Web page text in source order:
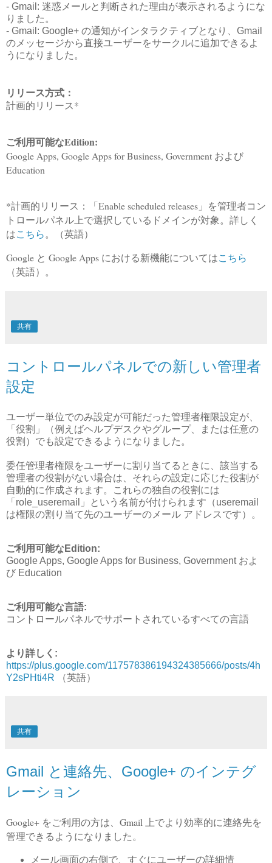
- Gmail: 迷惑メールと判断された理由が表示されるようにな
りました。
- Gmail: Google+ の通知がインタラクティブとなり、Gmail
のメッセージから直接ユーザーをサークルに追加できるよ
うになりました。
リリース方式：
計画的リリース*
ご利用可能なEdition:
Google Apps, Google Apps for Business, Government および
Education
*計画的リリース：「Enable scheduled releases」を管理者コン
トロールパネル上で選択しているドメインが対象。詳しく
はこちら。（英語）
Google と Google Apps における新機能についてはこちら
（英語）。
共有
コントロールパネルでの新しい管理者
設定
ユーザー単位でのみ設定が可能だった管理者権限設定が、
「役割」（例えばヘルプデスクやグループ、または任意の
役割）でも設定できるようになりました。
委任管理者権限をユーザーに割り当てるときに、該当する
管理者の役割がない場合は、それらの設定に応じた役割が
自動的に作成されます。これらの独自の役割には
「role_useremail」という名前が付けられます（useremail
は権限の割り当て先のユーザーのメール アドレスです）。
ご利用可能なEdition:
Google Apps, Google Apps for Business, Government およ
び Education
ご利用可能な言語:
コントロールパネルでサポートされているすべての言語
より詳しく:
https://plus.google.com/117578386194324385666/posts/4h
Y2sPHti4R
（英語）
共有
Gmail と連絡先、Google+ のインテグ
レーション
Google+ をご利用の方は、Gmail 上でより効率的に連絡先を
管理できるようになりました。
メール画面の右側で、すぐにユーザーの詳細情